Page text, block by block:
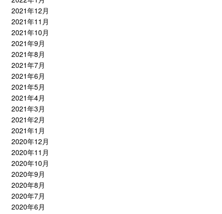
2021年12月
2021年11月
2021年10月
2021年9月
2021年8月
2021年7月
2021年6月
2021年5月
2021年4月
2021年3月
2021年2月
2021年1月
2020年12月
2020年11月
2020年10月
2020年9月
2020年8月
2020年7月
2020年6月